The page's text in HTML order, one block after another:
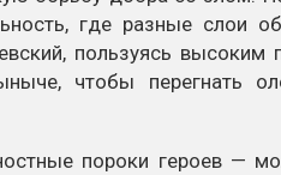
где разные слои
пользуясь высоким
чтобы перегнать
пороки героев —